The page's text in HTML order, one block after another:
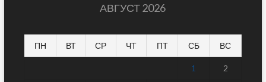
АВГУСТ 2026
ПН ВТ СР ЧТ ПТ СБ ВС
1 2